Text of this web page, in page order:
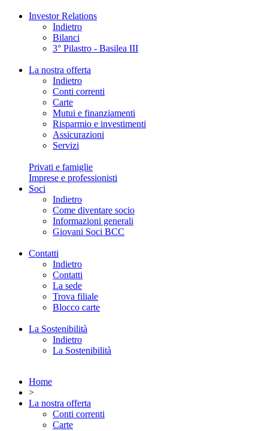
Investor Relations
Indietro
Bilanci
3° Pilastro - Basilea III
La nostra offerta
Indietro
Conti correnti
Carte
Mutui e finanziamenti
Risparmio e investimenti
Assicurazioni
Servizi
Privati e famiglie
Imprese e professionisti
Soci
Indietro
Come diventare socio
Informazioni generali
Giovani Soci BCC
Contatti
Indietro
Contatti
La sede
Trova filiale
Blocco carte
La Sostenibilità
Indietro
La Sostenibilità
Home
>
La nostra offerta
Conti correnti
Carte